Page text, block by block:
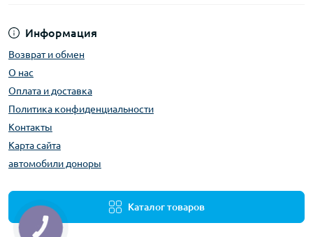
Информация
Возврат и обмен
О нас
Оплата и доставка
Политика конфиденциальности
Контакты
Карта сайта
автомобили доноры
Каталог товаров
КНОПКА
ЗВ'ЯЗКУ